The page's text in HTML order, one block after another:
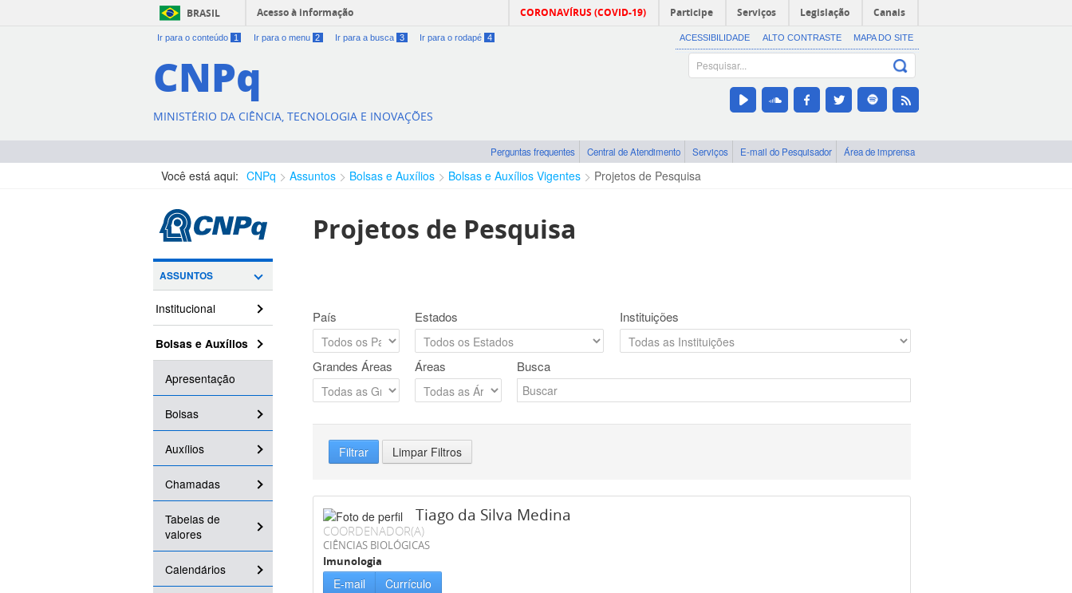
BRASIL Acesso à informação CORONAVÍRUS (COVID-19) Participe Serviços Legislação Canais
Ir para o conteúdo 1 Ir para o menu 2 Ir para a busca 3 Ir para o rodapé 4 ACESSIBILIDADE ALTO CONTRASTE MAPA DO SITE
CNPq
MINISTÉRIO DA CIÊNCIA, TECNOLOGIA E INOVAÇÕES
Perguntas frequentes Central de Atendimento Serviços E-mail do Pesquisador Área de imprensa
Você está aqui: CNPq Assuntos Bolsas e Auxílios Bolsas e Auxílios Vigentes Projetos de Pesquisa
ASSUNTOS
Institucional
Bolsas e Auxílios
Apresentação
Bolsas
Auxílios
Chamadas
Tabelas de
valores
Calendários
Projetos de Pesquisa
País Estados Instituições
Grandes Áreas Áreas Busca
Filtrar Limpar Filtros
Tiago da Silva Medina
COORDENADOR(A)
CIÊNCIAS BIOLÓGICAS
Imunologia
E-mail Currículo